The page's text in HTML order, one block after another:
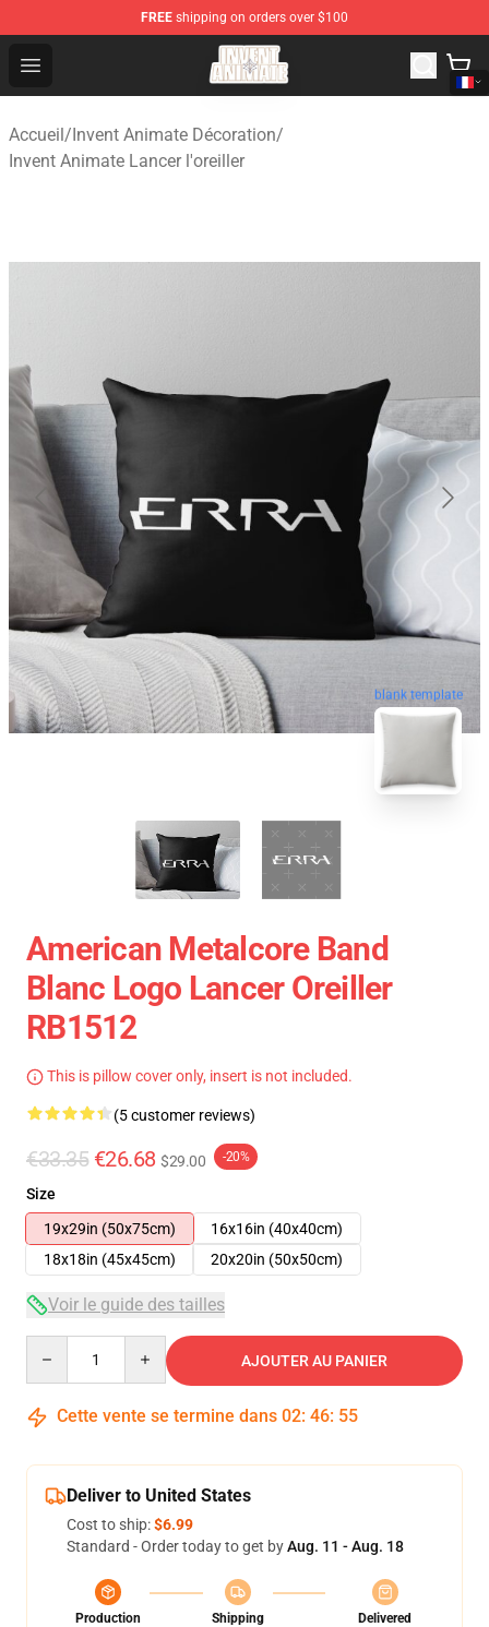
FREE shipping on orders over $100
Open menu
Invent Animate Shop - Official Invent Animate
Accueil/Invent Animate Décoration/
Invent Animate Lancer l'oreiller
blank template
American Metalcore Band
Blanc Logo Lancer Oreiller
RB1512
This is pillow cover only, insert is not included.
(5 customer reviews)
€33.35 €26.68 $29.00 -20%
Size
19x29in (50x75cm)
16x16in (40x40cm)
18x18in (45x45cm)
20x20in (50x50cm)
Voir le guide des tailles
AJOUTER AU PANIER
Cette vente se termine dans 02: 46: 54
Deliver to United States
Cost to ship:$6.99
Standard - Order today to get byAug. 11 - Aug. 18
Production
Shipping
Delivered